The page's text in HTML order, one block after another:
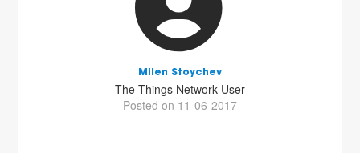
Milen Stoychev
The Things Network User
Posted on 11-06-2017